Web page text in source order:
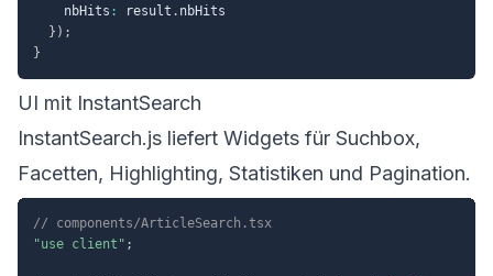
    nbHits
: result . nbHits
} ) ;
}
UI mit InstantSearch
InstantSearch.js liefert Widgets für Suchbox,
Facetten, Highlighting, Statistiken und Pagination.
// components/ArticleSearch.tsx
"use client" ;